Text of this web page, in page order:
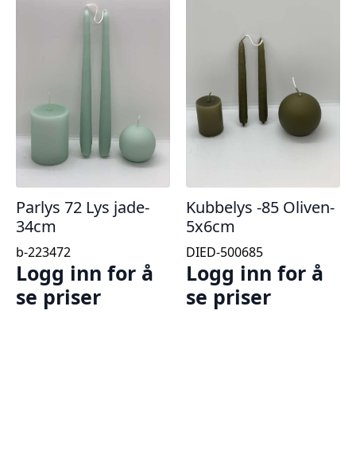
Parlys 72 Lys jade-
34cm
b-223472
Logg inn for å
se priser
Kubbelys -85 Oliven-
5x6cm
DIED-500685
Logg inn for å
se priser